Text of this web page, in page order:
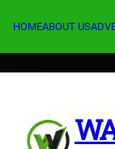
HOMEABOUT US